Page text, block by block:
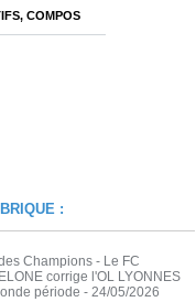
COMPOS
:
Champions - Le FC
corrige l'OL LYONNES
période - 24/05/2026